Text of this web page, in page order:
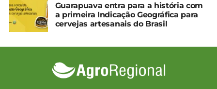
Guarapuava entra para a história com
a primeira Indicação Geográfica para
cervejas artesanais do Brasil